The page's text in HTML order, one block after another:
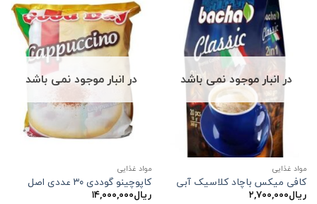
در انبار موجود نمی باشد
مواد غذایی
کافی میکس باچاد کلاسیک آبی
ریال۲,۷۰۰,۰۰۰
در انبار موجود نمی باشد
مواد غذایی
کاپوچینو گوددی ۳۰ عددی اصل
ریال۱۴,۰۰۰,۰۰۰